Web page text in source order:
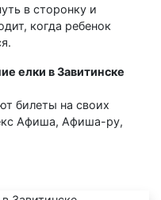
в сторонку и
когда ребенок
елки в Завитинске
билеты на своих
Афиша, Афиша-ру,